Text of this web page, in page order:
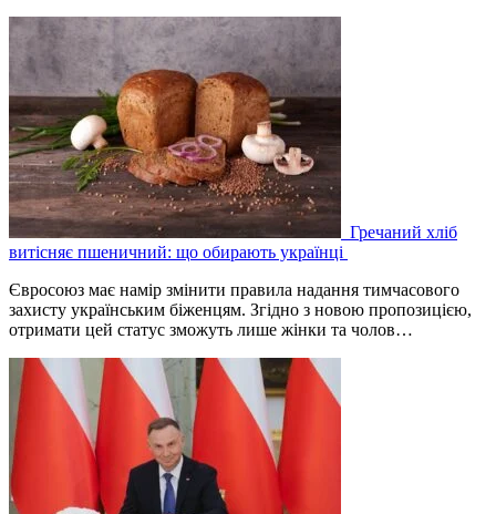
Гречаний хліб
витісняє пшеничний: що обирають українці
Євросоюз має намір змінити правила надання тимчасового
захисту українським біженцям. Згідно з новою пропозицією,
отримати цей статус зможуть лише жінки та чолов…